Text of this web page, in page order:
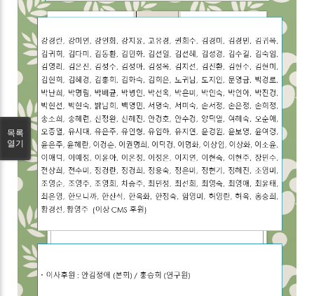
목록
열기